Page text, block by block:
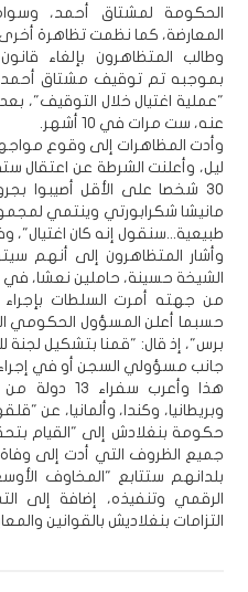
الحكومة لمشتاق أحمد،
المعارضة، كما نظمت تظاهرة
وطالب المتظاهرون بإلغاء
بموجبه تم توقيف مشتاق أحمد
"عملية اغتيال خلال التوقيف"،
عنه، ست مرات في 10 أشهر.
وأدت المظاهرات إلى وقوع
ليل، وأعلنت الشرطة عن اعتقال
30 شخصا على الأقل أصيبوا
مانيشا شكرابورتي وينتمي
طبيعية...سنقول إنه كان اغتيال"،
وأشار المتظاهرون إلى أنهم
الشيخة حسينة، حاملين نعشا،
من جهته أمرت السلطات
حسبما أعلن المسؤول الحكومي
برس"، إذ قال: "قمنا بتشكيل
جانب مسؤولي السجن أو في
هذا وأعرب
وبريطانيا، وكندا، وألمانيا، عن
حكومة بنغلادش إلى "القيام
جميع الظروف التي أدت إلى
بلدانهم ستتابع "المخاوف
الرقمي وتنفيذه، إضافة إلى
التزامات بنغلاديش بالقوانين